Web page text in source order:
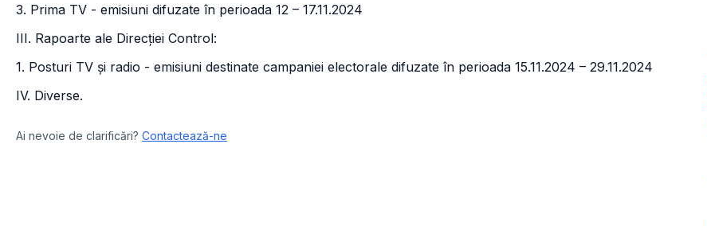
3. Prima TV - emisiuni difuzate în perioada 12 – 17.11.2024
III. Rapoarte ale Direcției Control:
1. Posturi TV și radio - emisiuni destinate campaniei electorale difuzate în perioada 15.11.2024 – 29.11.2024
IV. Diverse.
Ai nevoie de clarificări? Contactează-ne